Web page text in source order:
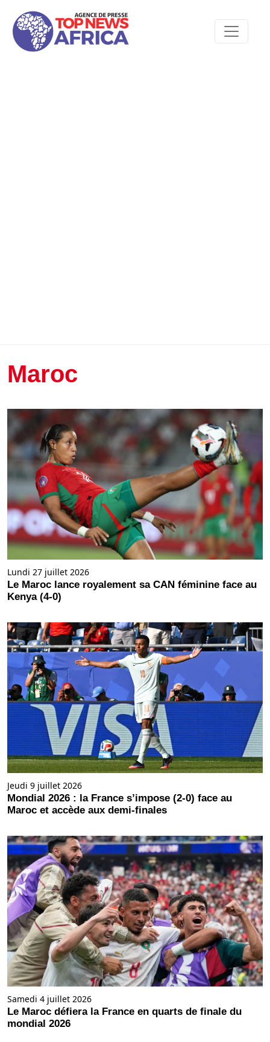
Maroc
Lundi 27 juillet 2026
Le Maroc lance royalement sa CAN féminine face au
Kenya (4-0)
Jeudi 9 juillet 2026
Mondial 2026 : la France s’impose (2-0) face au
Maroc et accède aux demi-finales
Samedi 4 juillet 2026
Le Maroc défiera la France en quarts de finale du
mondial 2026